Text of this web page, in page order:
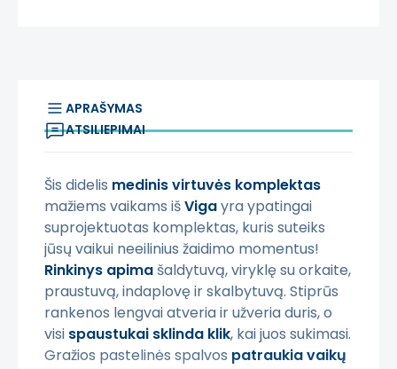
APRAŠYMAS
ATSILIEPIMAI
Šis didelis medinis virtuvės komplektas
mažiems vaikams išVigayra ypatingai
suprojektuotas komplektas, kuris suteiks
jūsų vaikui neeilinius žaidimo momentus!
Rinkinys apima šaldytuvą, viryklę su orkaite,
praustuvą, indaplovę ir skalbytuvą. Stiprūs
rankenos lengvai atveria ir užveria duris, o
visi spaustukai sklinda klik, kai juos sukimasi.
Gražios pastelinės spalvos patraukia vaikų